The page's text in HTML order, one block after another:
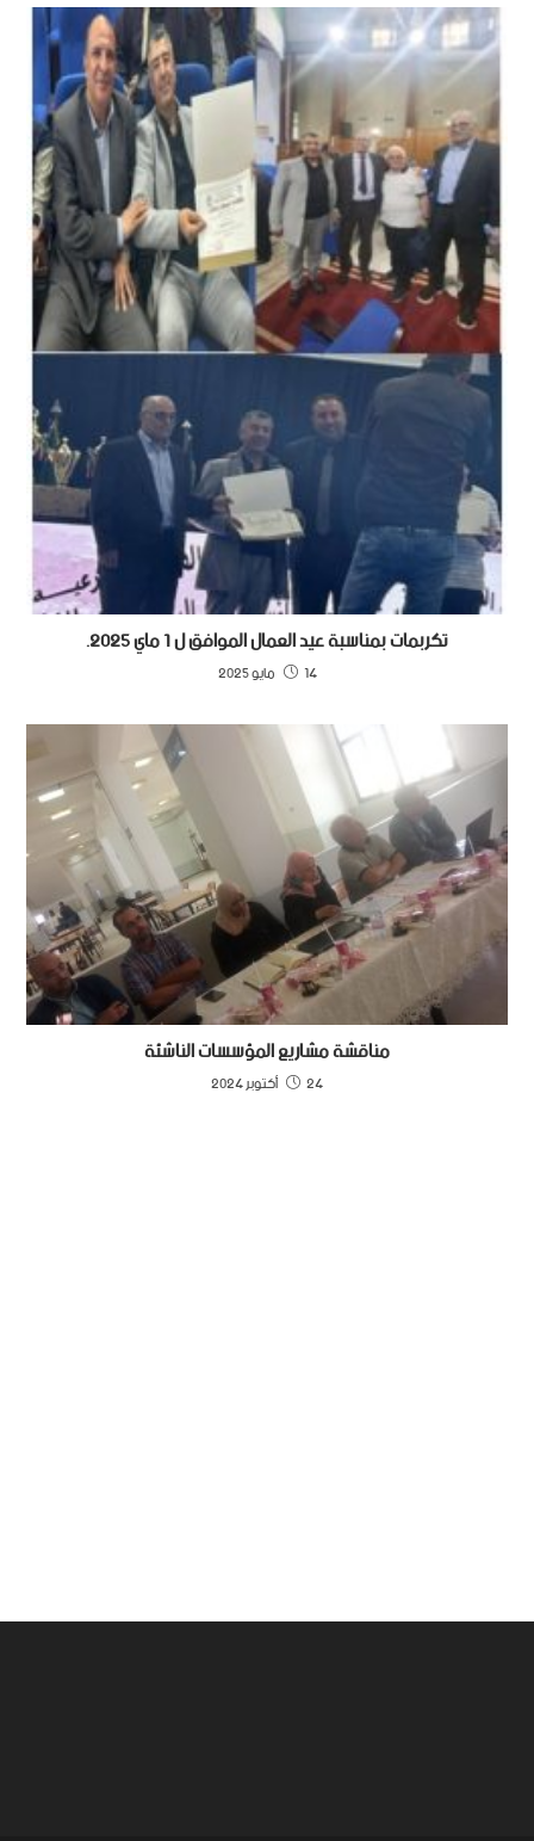
تكربمات بمناسبة عيد العمال الموافق ل 1 ماي 2025.
14 مايو 2025
مناقشة مشاريع المؤسسات الناشئة
24 أكتوبر 2024